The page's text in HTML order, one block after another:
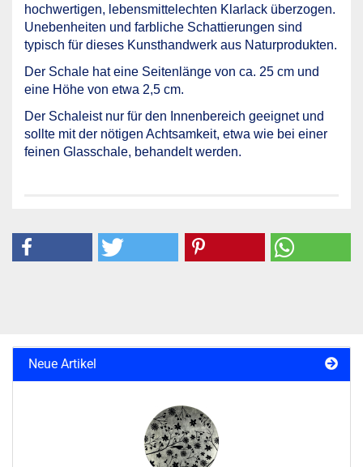
hochwertigen, lebensmittelechten Klarlack überzogen.
Unebenheiten und farbliche Schattierungen sind
typisch für dieses Kunsthandwerk aus Naturprodukten.
Der Schale hat eine Seitenlänge von ca. 25 cm und
eine Höhe von etwa 2,5 cm.
Der Schaleist nur für den Innenbereich geeignet und
sollte mit der nötigen Achtsamkeit, etwa wie bei einer
feinen Glasschale, behandelt werden.
Neue Artikel